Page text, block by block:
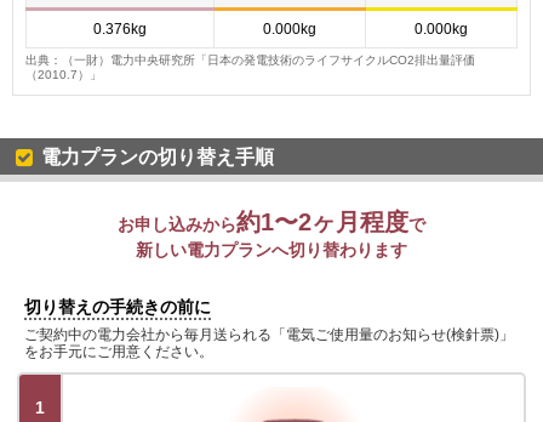
0.376kg 0.000kg 0.000kg
出典：（一財）電力中央研究所「日本の発電技術のライフサイクルCO2排出量評価
（2010.7）」
電力プランの切り替え手順
お申し込みから約1〜2ヶ月程度で
新しい電力プランへ切り替わります
切り替えの手続きの前に
ご契約中の電力会社から毎月送られる「電気ご使用量のお知らせ(検針票)」
をお手元にご用意ください。
1